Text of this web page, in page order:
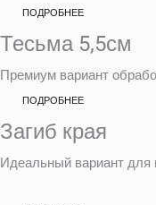
ПОДРОБНЕЕ
Тесьма 5,5см
Премиум вариант
ПОДРОБНЕЕ
Загиб края
Идеальный вариант для